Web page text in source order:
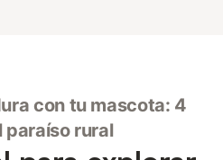
con tu mascota: 4
rural